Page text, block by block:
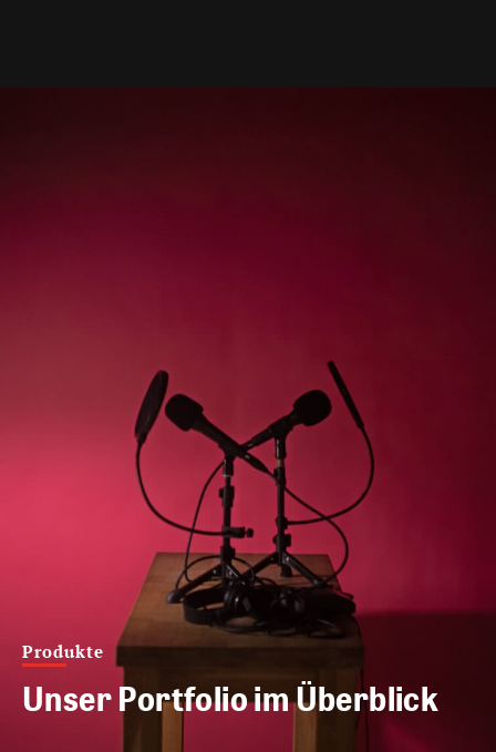
Produkte
Unser Portfolio im Überblick